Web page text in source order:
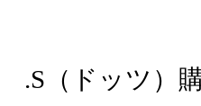
.S（ドッツ）